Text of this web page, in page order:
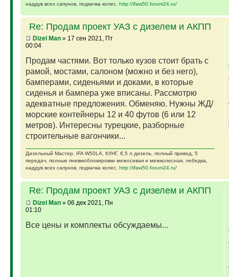
наддув всех сапунов, подкачка колес. http://ifaw50.forum24.ru/
Re: Продам проект УАЗ с дизелем и АКПП
Dizel Man» 17 сен 2021, Пт
00:04
Продам частями. Вот только кузов стоит брать с
рамой, мостами, салоном (можно и без него),
бамперами, сиденьями и доками, в которые
сиденья и бампера уже вписаны. Рассмотрю
адекватные предложения. Обменяю. Нужны ЖД/
морские контейнеры 12 и 40 футов (6 или 12
метров). Интересны турецкие, разборные
строительные вагончики...
Дизельный Мастер. IFA W50LA, КУНГ, 6,5 л дизель, полный привод, 5
передач, полные пневмоблокировки межосевая и межколесная, лебедка,
наддув всех сапунов, подкачка колес. http://ifaw50.forum24.ru/
Re: Продам проект УАЗ с дизелем и АКПП
Dizel Man» 06 дек 2021, Пн
01:10
Все цены и комплекты обсуждаемы...